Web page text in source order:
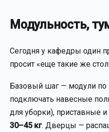
Модульность,
Сегодня у кафедры один
просит «еще такие же
Базовый шаг — модули
подключать навесные
для уборки), приставные
30–45 кг. Дверцы —